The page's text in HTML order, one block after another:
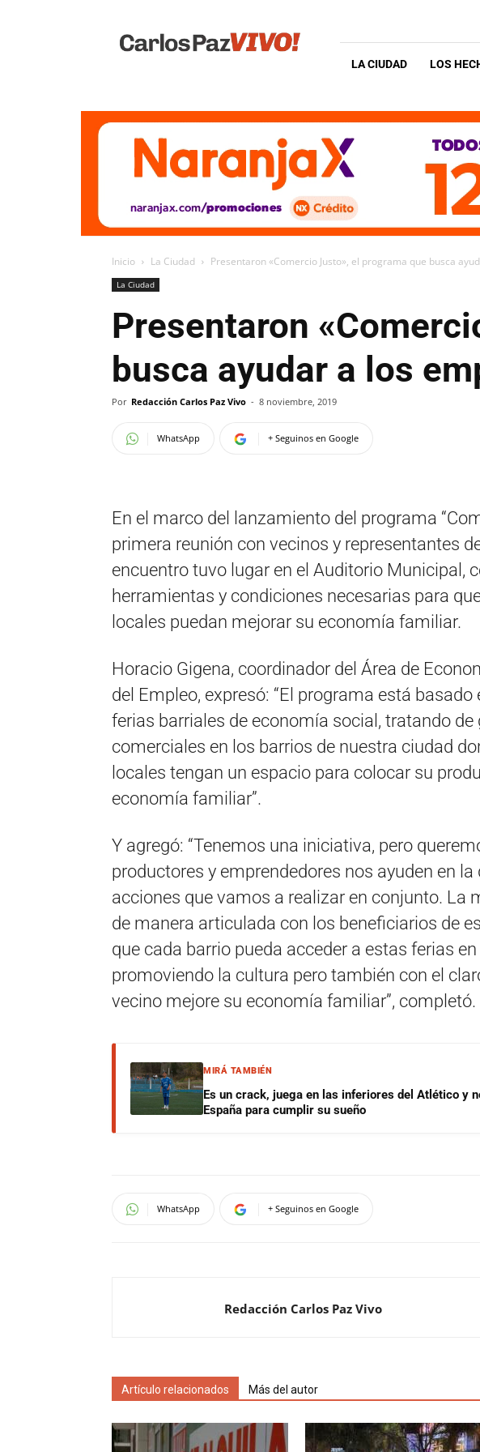
Vivo
LA CIUDAD LOS
Inicio La Ciudad Presentaron «Comercio Justo», el programa que busca
La Ciudad
Presentaron
busca ayudar a los
Por Redacción Carlos Paz Vivo - 8 noviembre, 2019
WhatsApp + Seguinos en Google
En el marco del lanzamiento del programa
primera reunión con vecinos y representantes
encuentro tuvo lugar en el Auditorio Municipal,
herramientas y condiciones necesarias para
locales puedan mejorar su economía familiar.
Horacio Gigena, coordinador del Área de
del Empleo, expresó: “El programa está
ferias barriales de economía social, tratando de
comerciales en los barrios de nuestra ciudad
locales tengan un espacio para colocar su
economía familiar”.
Y agregó: “Tenemos una iniciativa, pero
productores y emprendedores nos ayuden en
acciones que vamos a realizar en conjunto. La
de manera articulada con los beneficiarios de
que cada barrio pueda acceder a estas ferias
promoviendo la cultura pero también con el
vecino mejore su economía familiar”, completó.
MIRÁ TAMBIÉN
Es un crack, juega en las inferiores del Atlético y
España para cumplir su sueño
WhatsApp + Seguinos en Google
Redacción Carlos Paz Vivo
Artículo relacionados Más del autor